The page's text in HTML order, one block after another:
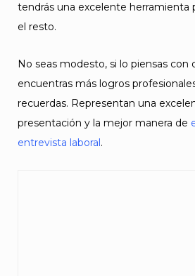
tendrás una excelente herramienta
el resto.
No seas modesto, si lo piensas con
encuentras más logros
recuerdas. Representan una
presentación y la mejor manera de
entrevista laboral.